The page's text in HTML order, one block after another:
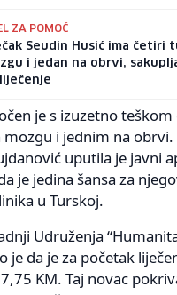
ZA POMOĆ
Seudin Husić ima četiri
i jedan na obrvi,
je s izuzetno
i jednim na obrvi.
uputila je javni
je jedina šansa za
u Turskoj.
Udruženja
je da je za početak
KM. Taj novac